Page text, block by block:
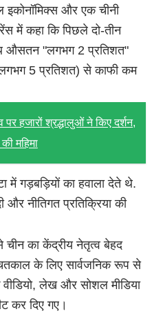
इकोनॉमिक्स और एक चीनी
में कहा कि पिछले दो-तीन
औसतन "लगभग 2 प्रतिशत"
5 प्रतिशत) से काफी कम
हजारों श्रद्धालुओं ने किए दर्शन,
महिमा
में गड़बड़ियों का हवाला देते थे.
और नीतिगत प्रतिक्रिया की
चीन का केंद्रीय नेतृत्व बेहद
के लिए सार्वजनिक रूप से
लेख और सोशल मीडिया
कर दिए गए।